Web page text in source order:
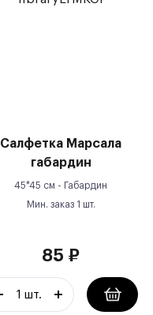
Салфетка Марсала
габардин
45*45 см - Габардин
Мин. заказ 1 шт.
85 ₽